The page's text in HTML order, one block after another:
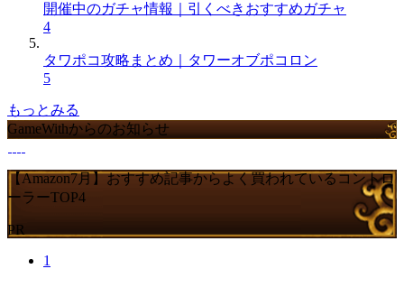
開催中のガチャ情報｜引くべきおすすめガチャ
4
タワポコ攻略まとめ｜タワーオブポコロン
5
もっとみる
GameWithからのお知らせ
【Amazon7月】おすすめ記事からよく買われているコントロ
ーラーTOP4
PR
1